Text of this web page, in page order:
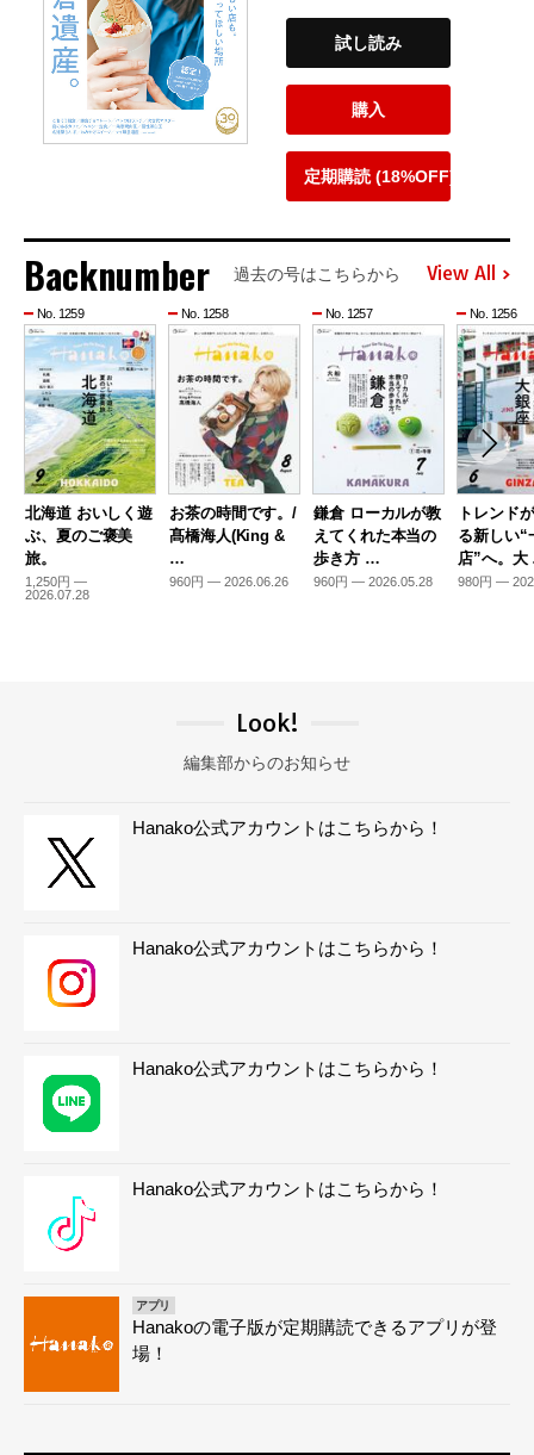
試し読み
購入
定期購読 (18%OFF)
Backnumber 過去の号はこちらから View All
No. 1259
北海道 おいしく遊
ぶ、夏のご褒美
旅。
1,250円 —
2026.07.28
No. 1258
お茶の時間です。/
髙橋海人(King &
…
960円 — 2026.06.26
No. 1257
鎌倉 ローカルが教
えてくれた本当の
歩き方 …
960円 — 2026.05.28
No. 1256
トレンド
る新しい“
店”へ。
980円 —
Look!
編集部からのお知らせ
Hanako公式アカウントはこちらから！
Hanako公式アカウントはこちらから！
Hanako公式アカウントはこちらから！
Hanako公式アカウントはこちらから！
アプリ
Hanakoの電子版が定期購読できるアプリが登
場！